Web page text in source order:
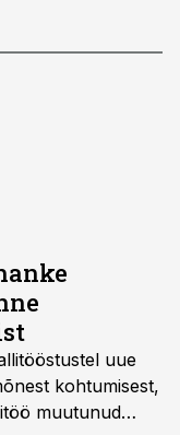
uue
kohtumisest,
muutunud